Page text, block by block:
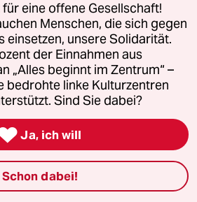
eine offene Gesellschaft!
Menschen, die sich gegen
einsetzen, unsere Solidarität.
der Einnahmen aus
„Alles beginnt im Zentrum“ –
bedrohte linke Kulturzentren
Sind Sie dabei?
Ja, ich will
Schon dabei!